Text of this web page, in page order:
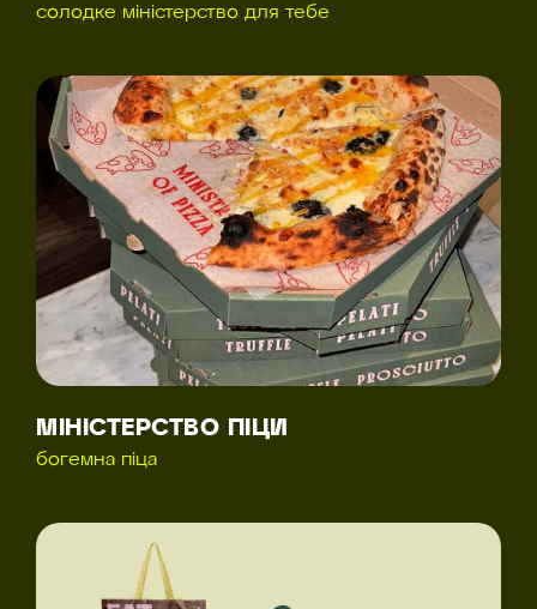
солодке міністерство для тебе
МІНІСТЕРСТВО ПІЦИ
богемна піца